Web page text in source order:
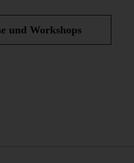
und Workshops